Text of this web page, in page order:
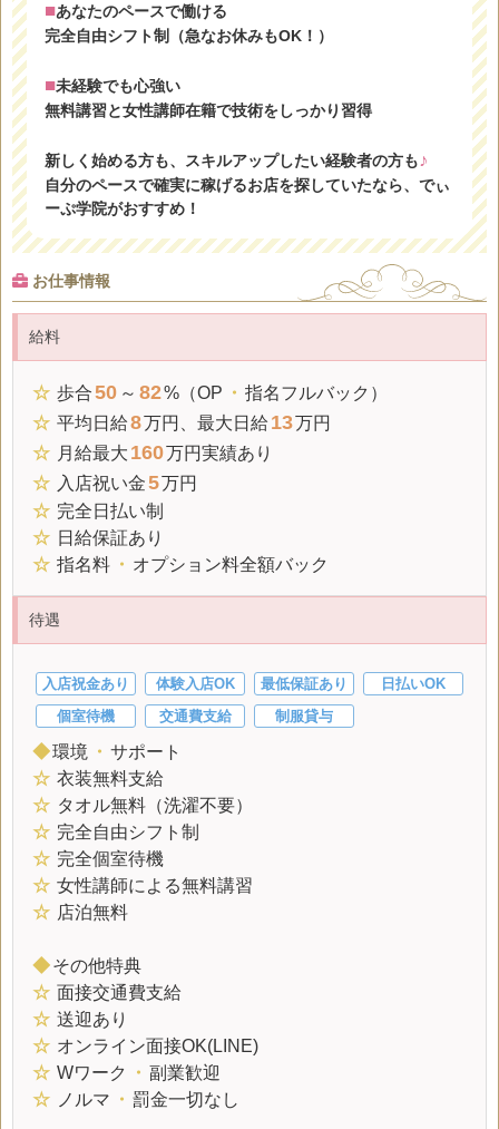
■あなたのペースで働ける
完全自由シフト制（急なお休みもOK！）
■未経験でも心強い
無料講習と女性講師在籍で技術をしっかり習得
新しく始める方も、スキルアップしたい経験者の方も♪
自分のペースで確実に稼げるお店を探していたなら、でぃ
ーぷ学院がおすすめ！
お仕事情報
給料
☆ 歩合50 ～ 82%（OP ・ 指名フルバック）
☆ 平均日給8万円、最大 日給13万円
☆ 月給最大 160万円実績あり
☆ 入店祝い金5万円
☆ 完全日払い制
☆ 日給保証あり
☆ 指名料 ・ オプション料全額バック
待遇
入店祝金あり 体験入店OK 最低保証あり
日払いOK
個室待機
交通費支給 制服貸与
◆環境 ・ サポート
☆ 衣装無料支給
☆ タオル無料（洗濯不要）
☆ 完全自由シフト制
☆ 完全個室待機
☆ 女性講師による無料講習
☆ 店泊無料
◆その他特典
☆ 面接交通費支給
☆ 送迎あり
☆ オンライン面接OK(LINE)
☆ Wワーク ・ 副業歓迎
☆ ノルマ ・ 罰金一切なし